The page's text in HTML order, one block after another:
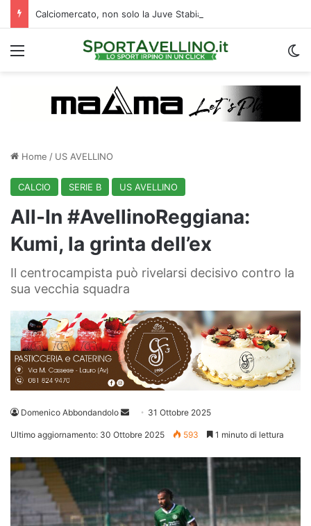
Menu
Home / US AVELLINO
CALCIO SERIE B US AVELLINO
All-In #AvellinoReggiana:
Kumi, la grinta dell’ex
Il centrocampista può rivelarsi decisivo contro la
sua vecchia squadra
Domenico Abbondandolo
Invia 31 Ottobre 2025
Ultimo aggiornamento: 30 Ottobre 2025 593 1 minuto di lettura